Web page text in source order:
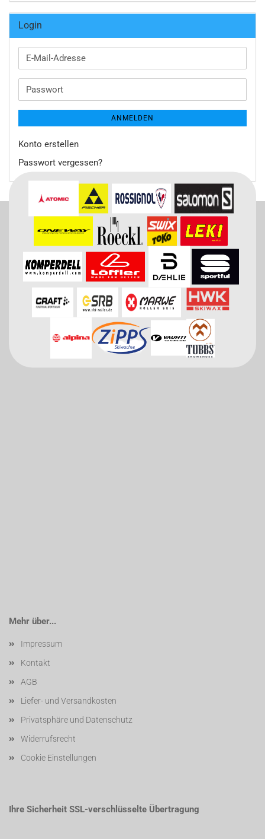
Login
E-
Mail-
Passwort
ANMELDEN
Konto erstellen
Passwort vergessen?
Mehr über...
Impressum
Kontakt
AGB
Liefer- und Versandkosten
Privatsphäre und Datenschutz
Widerrufsrecht
Cookie Einstellungen
Ihre Sicherheit SSL-verschlüsselte Übertragung